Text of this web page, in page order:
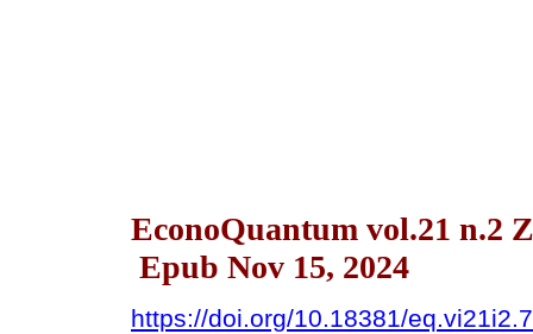
EconoQuantum vol.21 n.2
Epub Nov 15, 2024
https://doi.org/10.18381/